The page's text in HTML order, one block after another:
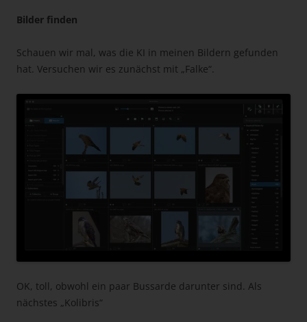
Bilder finden
Schauen wir mal, was die KI in meinen Bildern gefunden
hat. Versuchen wir es zunächst mit „Falke“.
OK, toll, obwohl ein paar Bussarde darunter sind. Als
nächstes „Kolibris“